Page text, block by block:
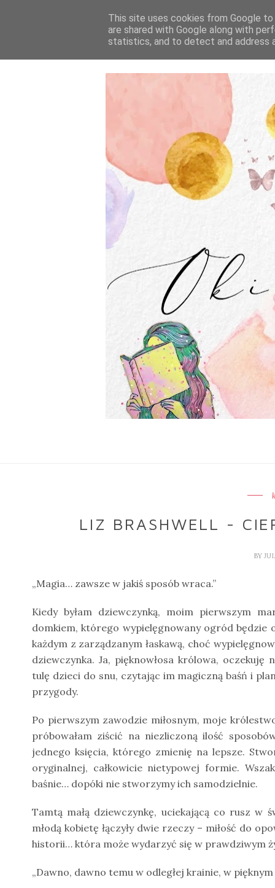
LIZ BRASHWELL -
BY
„Magia… zawsze w jakiś sposób wraca.”
Kiedy byłam dziewczynką, moim pierwszym
domkiem, którego wypielęgnowany ogród będzie
każdym z zarządzanym łaskawą, choć
dziewczynka. Ja, pięknowłosa królowa,
tulę dzieci do snu, czytając im magiczną baśń i
przygody.
Po pierwszym zawodzie miłosnym, moje
próbowałam ziścić na niezliczoną ilość
jednego księcia, którego zmienię na lepsze.
oryginalnej, całkowicie nietypowej formie.
baśnie… dopóki nie stworzymy ich samodzielnie.
Tamtą małą dziewczynkę, uciekającą co rusz w
młodą kobietę łączyły dwie rzeczy – miłość do
historii… która może wydarzyć się w prawdziwym
„Dawno, dawno temu w odległej krainie, w pięknym
This site uses cookies from Google
are shared with Google along with
statistics, and to detect and address